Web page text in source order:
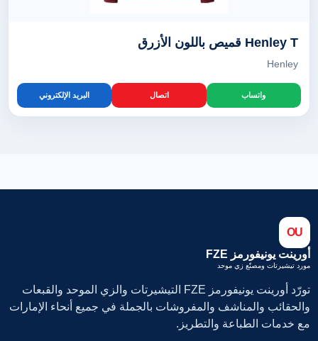
Henley T قميص باللون الأزرق
Henley
واتساب اتصال البريد الإلكتروني
OU
أورينت يونيفورمز FZE
مورد تيشيرتات ومصنّع زي موحد
تورّد أورينت يونيفورمز FZE التيشيرتات والزي الموحد والقبعات
والحقائب والمناشف والمفروشات بالجملة في جميع أنحاء الإمارات
مع خدمات الطباعة والتطريز.